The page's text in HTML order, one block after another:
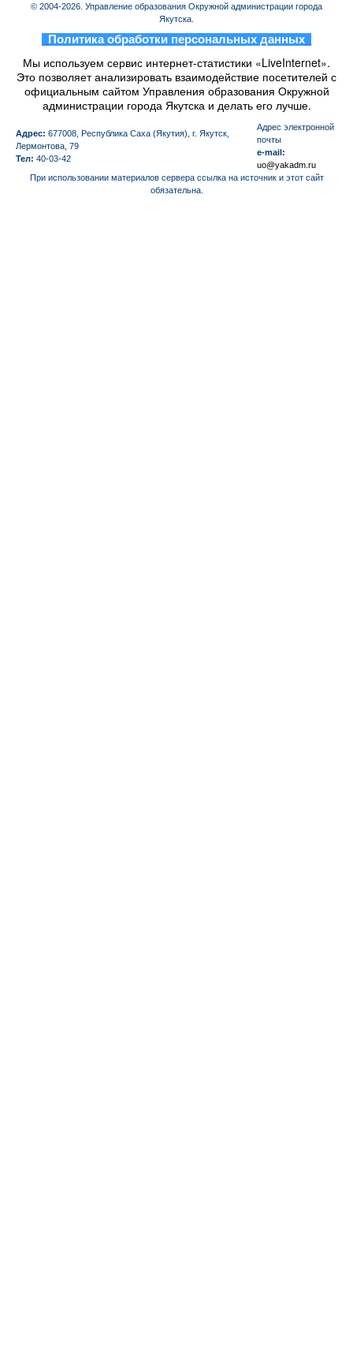
© 2004-2026. Управление образования Окружной администрации города
Якутска.
Политика обработки персональных данных
Мы используем сервис интернет-статистики «LiveInternet».
Это позволяет анализировать взаимодействие посетителей с
официальным сайтом Управления образования Окружной
администрации города Якутска и делать его лучше.
Адрес: 677008, Республика Саха (Якутия), г. Якутск,
Лермонтова, 79
Тел: 40-03-42
Aдрес электронной
почты
e-mail:
uo@yakadm.ru
При использовании материалов сервера ссылка на источник и этот сайт
обязательна.